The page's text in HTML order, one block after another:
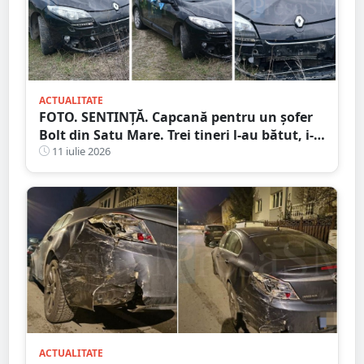
ACTUALITATE
FOTO. SENTINȚĂ. Capcană pentru un șofer
Bolt din Satu Mare. Trei tineri l-au bătut, i-
au furat mașina și banii după ce l-au
chemat prin aplicație
11 iulie 2026
ACTUALITATE